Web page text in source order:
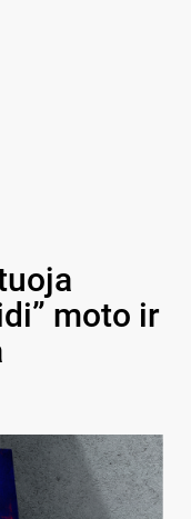
moto ir